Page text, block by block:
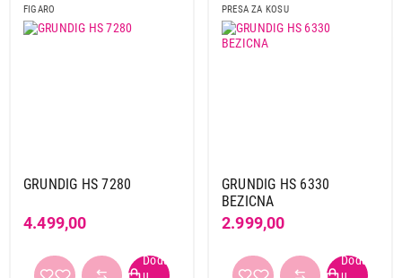
FIGARO
GRUNDIG HS 7280
4.499,00
PRESA ZA KOSU
GRUNDIG HS 6330
BEZICNA
2.999,00